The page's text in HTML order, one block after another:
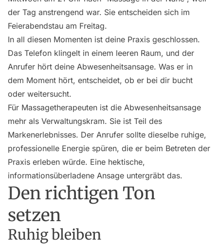
der Tag anstrengend war. Sie entscheiden sich im
Feierabendstau am Freitag.
In all diesen Momenten ist deine Praxis geschlossen.
Das Telefon klingelt in einem leeren Raum, und der
Anrufer hört deine Abwesenheitsansage. Was er in
dem Moment hört, entscheidet, ob er bei dir bucht
oder weitersucht.
Für Massagetherapeuten ist die Abwesenheitsansage
mehr als Verwaltungskram. Sie ist Teil des
Markenerlebnisses. Der Anrufer sollte dieselbe ruhige,
professionelle Energie spüren, die er beim Betreten der
Praxis erleben würde. Eine hektische,
informationsüberladene Ansage untergräbt das.
Den richtigen Ton
setzen
Ruhig bleiben